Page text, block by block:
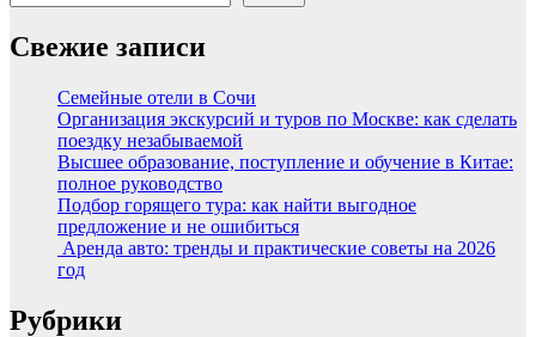
Свежие записи
Семейные отели в Сочи
Организация экскурсий и туров по Москве: как сделать
поездку незабываемой
Высшее образование, поступление и обучение в Китае:
полное руководство
Подбор горящего тура: как найти выгодное
предложение и не ошибиться
Аренда авто: тренды и практические советы на 2026
год
Рубрики